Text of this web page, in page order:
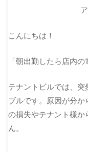
こんにちは！
「朝出勤したら店内
テナントビルでは、
ブルです。原因が分
の損失やテナント様
ん。